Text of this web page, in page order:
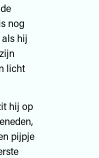
nog
hij
licht
hij op
pijpje